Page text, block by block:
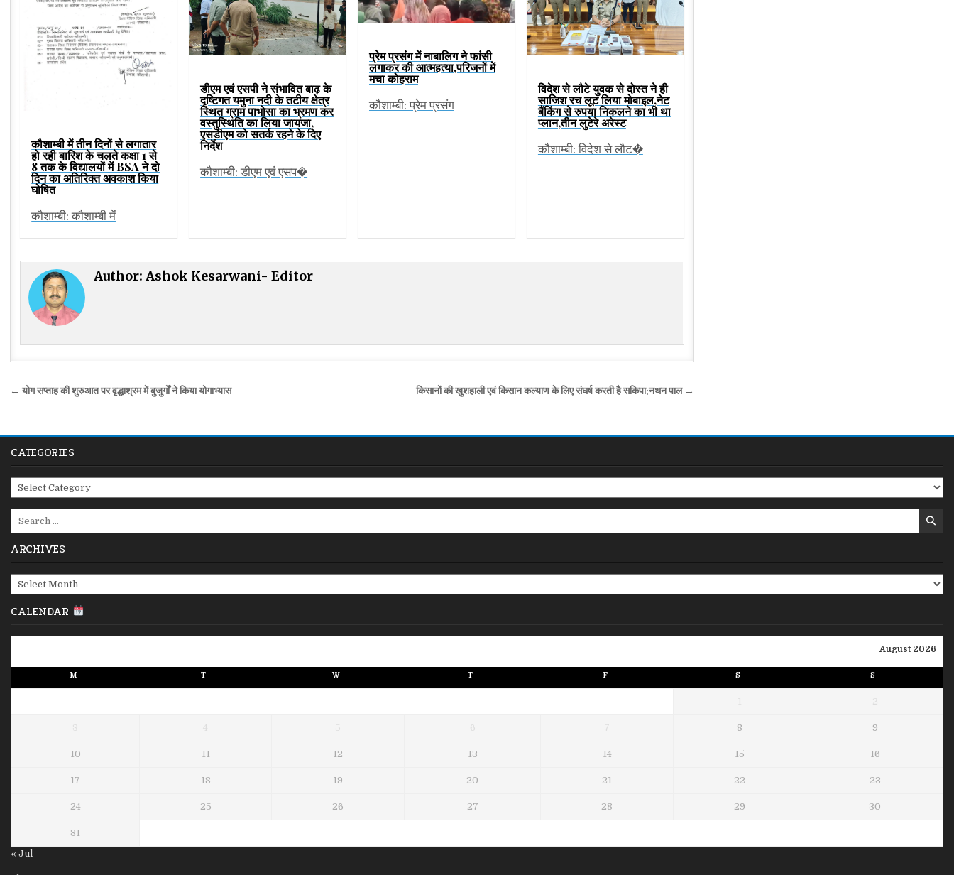
कौशाम्बी में तीन दिनों से लगातार
हो रही बारिश के चलते कक्षा 1 से
8 तक के विद्यालयों में BSA ने दो
दिन का अतिरिक्त अवकाश किया
घोषित
कौशाम्बी: कौशाम्बी में
डीएम एवं एसपी ने संभावित बाढ़ के
दृष्टिगत यमुना नदी के तटीय क्षेत्र
स्थित ग्राम पाभोसा का भ्रमण कर
वस्तुस्थिति का लिया जायजा,
एसडीएम को सतर्क रहने के दिए
निर्देश
कौशाम्बी: डीएम एवं एसप�
प्रेम प्रसंग में नाबालिग ने फांसी
लगाकर की आत्महत्या,परिजनों में
मचा कोहराम
कौशाम्बी: प्रेम प्रसंग
विदेश से लौटे युवक से दोस्त ने ही
साजिश रच लूट लिया मोबाइल,नेट
बैंकिंग से रुपया निकलने का भी था
प्लान,तीन लुटेरे अरेस्ट
कौशाम्बी: विदेश से लौट�
Author:Ashok Kesarwani- Editor
Post किसानों की खुशहाली एवं किसान कल्याण के लिए संघर्ष करती है सकिपा:नथन पाल →
← योग सप्ताह की शुरुआत पर वृद्धाश्रम में बुजुर्गों ने किया योगाभ्यास
CATEGORIES
Categories
ARCHIVES
Archives
CALENDAR
August 2026
M T W T F S S
1 2
3 4 5 6 7 8 9
10 11 12 13 14 15 16
17 18 19 20 21 22 23
24 25 26 27 28 29 30
31
« Jul